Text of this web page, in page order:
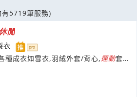
有5719筆服務)
閒
衣
種成衣如雪衣,羽絨外套/背心,運動套